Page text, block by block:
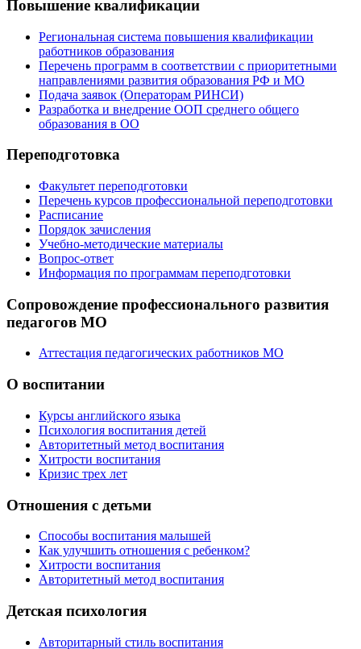
Повышение квалификации
Региональная система повышения квалификации
работников образования
Перечень программ в соответствии с приоритетными
направлениями развития образования РФ и МО
Подача заявок (Операторам РИНСИ)
Разработка и внедрение ООП среднего общего
образования в ОО
Переподготовка
Факультет переподготовки
Перечень курсов профессиональной переподготовки
Расписание
Порядок зачисления
Учебно-методические материалы
Вопрос-ответ
Информация по программам переподготовки
Сопровождение профессионального развития
педагогов МО
Аттестация педагогических работников МО
О воспитании
Курсы английского языка
Психология воспитания детей
Авторитетный метод воспитания
Хитрости воспитания
Кризис трех лет
Отношения с детьми
Способы воспитания малышей
Как улучшить отношения с ребенком?
Хитрости воспитания
Авторитетный метод воспитания
Детская психология
Авторитарный стиль воспитания